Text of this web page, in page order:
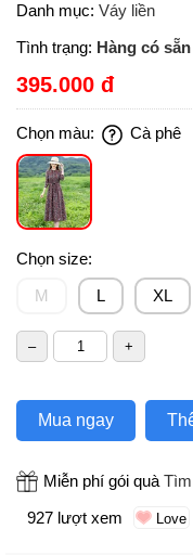
Danh mục: Váy liền
Tình trạng: Hàng có sẵn
395.000 đ
Chọn màu: Cà phê
Chọn size:
M
L XL
Mua ngay
Miễn phí gói quà
927 lượt xem